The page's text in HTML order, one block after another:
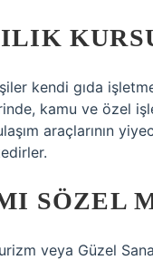
kendi gıda
kamu ve özel
araçlarının
SÖZEL
veya Güzel